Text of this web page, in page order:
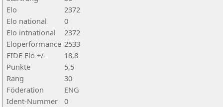
Elo
2372
Elo national
0
Elo intnational
2372
Eloperformance 2533
FIDE Elo +/-
18,8
Punkte
5,5
Rang
30
Föderation
ENG
Ident-Nummer
0